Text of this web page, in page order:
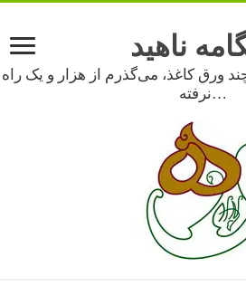
ناهید
ورق کاغذ، می‌گذرم از هزار و یک راه
نرفته…